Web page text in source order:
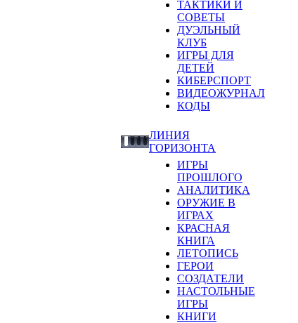
ТАКТИКИ И
СОВЕТЫ
ДУЭЛЬНЫЙ
КЛУБ
ИГРЫ ДЛЯ
ДЕТЕЙ
КИБЕРСПОРТ
ВИДЕОЖУРНАЛ
КОДЫ
ЛИНИЯ
ГОРИЗОНТА
ИГРЫ
ПРОШЛОГО
АНАЛИТИКА
ОРУЖИЕ В
ИГРАХ
КРАСНАЯ
КНИГА
ЛЕТОПИСЬ
ГЕРОИ
СОЗДАТЕЛИ
НАСТОЛЬНЫЕ
ИГРЫ
КНИГИ